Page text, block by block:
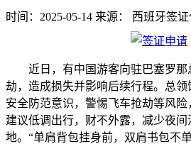
时间：2025-05-14 来源： 西班牙签
近日，有中国游客向驻巴塞罗那
劫，造成损失并影响后续行程。总
安全防范意识，警惕飞车抢劫等风险
建议低调出行，财不外露，减少夜
地。“单肩背包挂身前，双肩书包不